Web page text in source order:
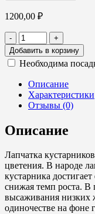
1200,00 ₽
-
Количество
товара
Лапчатка
кустарниковая
(Potentilla
fruticosa),
25-
30,
+
Добавить в корзину
Необходима
Описание
Характеристики
Отзывы (0)
Описание
Лапчатка
цветения. В народе
кустарника
снижая темп роста. В
высаживания низких
одиночестве на фоне